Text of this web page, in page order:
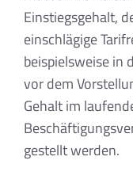
Einstiegsgehalt,
einschlägige
beispielsweise in
vor dem
Gehalt im
gestellt werden.